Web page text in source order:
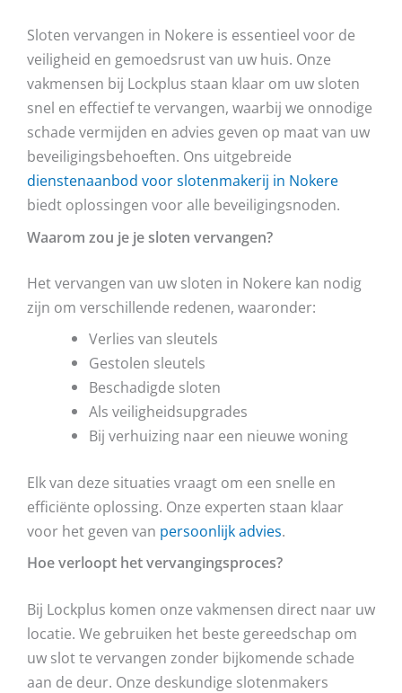
Sloten vervangen in Nokere is essentieel voor de
veiligheid en gemoedsrust van uw huis. Onze
vakmensen bij Lockplus staan klaar om uw sloten
snel en effectief te vervangen, waarbij we onnodige
schade vermijden en advies geven op maat van uw
beveiligingsbehoeften. Ons uitgebreide
dienstenaanbod voor slotenmakerij in Nokere
biedt oplossingen voor alle beveiligingsnoden.
Waarom zou je je sloten vervangen?
Het vervangen van uw sloten in Nokere kan nodig
zijn om verschillende redenen, waaronder:
Verlies van sleutels
Gestolen sleutels
Beschadigde sloten
Als veiligheidsupgrades
Bij verhuizing naar een nieuwe woning
Elk van deze situaties vraagt om een snelle en
efficiënte oplossing. Onze experten staan klaar
voor het geven van persoonlijk advies.
Hoe verloopt het vervangingsproces?
Bij Lockplus komen onze vakmensen direct naar uw
locatie. We gebruiken het beste gereedschap om
uw slot te vervangen zonder bijkomende schade
aan de deur. Onze deskundige slotenmakers